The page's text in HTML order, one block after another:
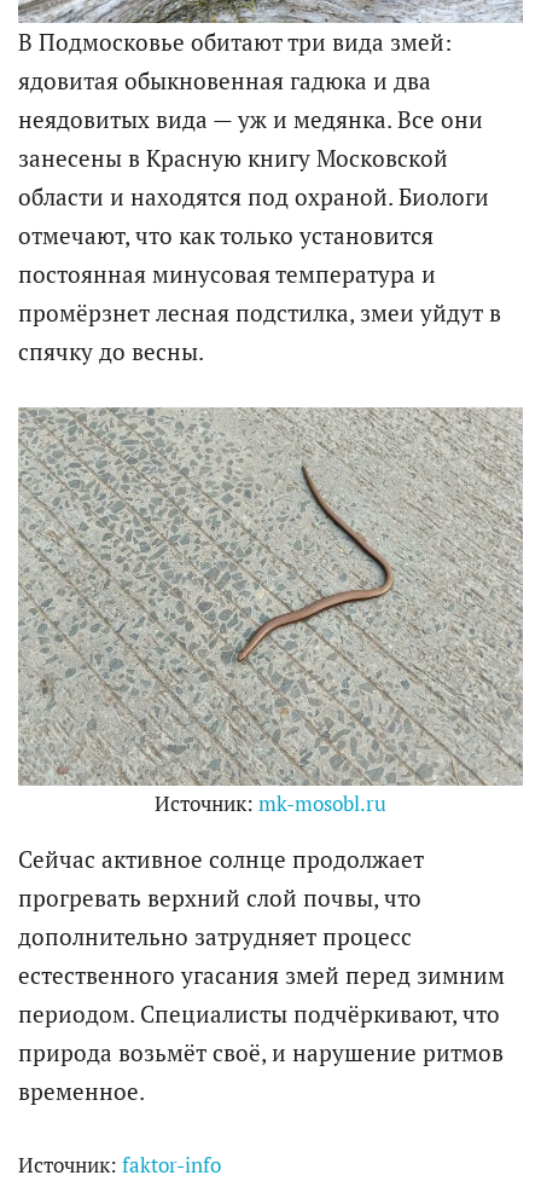
В Подмосковье обитают три вида змей:
ядовитая обыкновенная гадюка и два
неядовитых вида — уж и медянка. Все они
занесены в Красную книгу Московской
области и находятся под охраной. Биологи
отмечают, что как только установится
постоянная минусовая температура и
промёрзнет лесная подстилка, змеи уйдут в
спячку до весны.​
Источник: mk-mosobl.ru
Сейчас активное солнце продолжает
прогревать верхний слой почвы, что
дополнительно затрудняет процесс
естественного угасания змей перед зимним
периодом. Специалисты подчёркивают, что
природа возьмёт своё, и нарушение ритмов
временное.
Источник: faktor-info